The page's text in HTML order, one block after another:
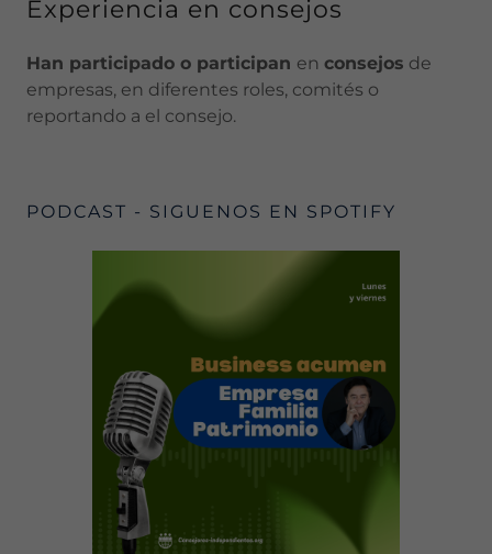
Experiencia en consejos
Han participado o participan en consejos de
empresas, en diferentes roles, comités o
reportando a el consejo.
PODCAST - SIGUENOS EN SPOTIFY